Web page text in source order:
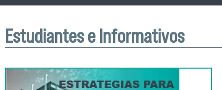
Estudiantes e Informativos